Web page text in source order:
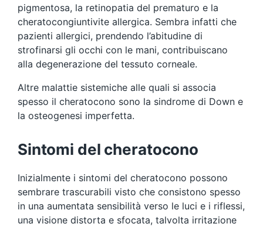
pigmentosa, la retinopatia del prematuro e la
cheratocongiuntivite allergica. Sembra infatti che
pazienti allergici, prendendo l’abitudine di
strofinarsi gli occhi con le mani, contribuiscano
alla degenerazione del tessuto corneale.
Altre malattie sistemiche alle quali si associa
spesso il cheratocono sono la sindrome di Down e
la osteogenesi imperfetta.
Sintomi del cheratocono
Inizialmente i sintomi del cheratocono possono
sembrare trascurabili visto che consistono spesso
in una aumentata sensibilità verso le luci e i riflessi,
una visione distorta e sfocata, talvolta irritazione